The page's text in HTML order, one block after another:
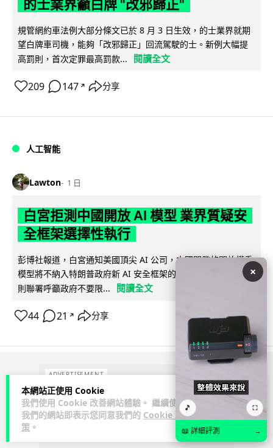
本網站正使用 Cookie
我們使用 Cookie 改善網站體驗。 繼續使用
我們的網站即表示您同意我們的 Cookie 政
策 。
的士業界籲白牌 "改邪歸正"
規管網約車法例大部分條文已於 8 月 3 日生效，的士業界就期
望白牌車司機，能夠「改邪歸正」回流駕駛的士。新例大幅提
高罰則，首次定罪最高罰款...
閱讀全文
209 147 ↗ 分享
人工智能
Lawton 1 日
白宮拒測中國開放 AI 模型 業界質疑安
全框架選擇性執行
彭博社報道，白宮通知美國頂尖 AI 公司，中國開發的開放權重
模型將不納入特朗普政府新 AI 安全框架的測試範圍。美國業界
則聯署呼籲政府不要限...
閱讀全文
44 21 ↗ 分享
ADVERTISEMENT
×
🎵 ⛶
📖 詳細評測 →